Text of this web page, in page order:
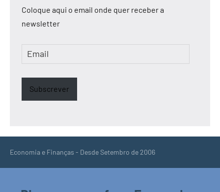
Coloque aqui o email onde quer receber a
newsletter
Email
Subscrever
Economia e Finanças - Desde Setembro de 2006